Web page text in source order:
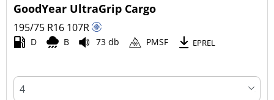
GoodYear UltraGrip Cargo
195/75 R16 107R
D B 73 db PMSF EPREL